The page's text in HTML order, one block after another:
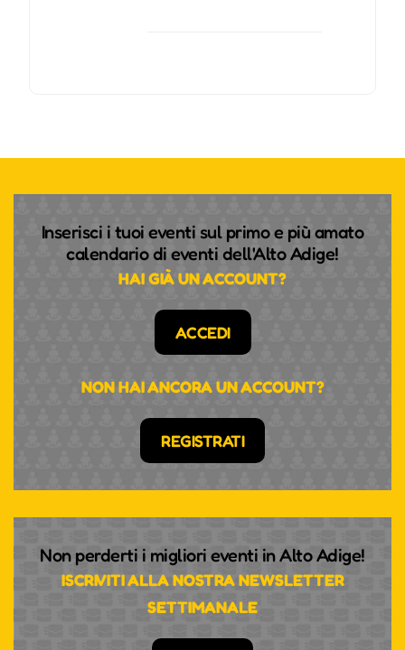
Inserisci i tuoi eventi sul primo e più amato
calendario di eventi dell'Alto Adige!
HAI GIÀ UN ACCOUNT?
ACCEDI
NON HAI ANCORA UN ACCOUNT?
REGISTRATI
Non perderti i migliori eventi in Alto Adige!
ISCRIVITI ALLA NOSTRA NEWSLETTER
SETTIMANALE